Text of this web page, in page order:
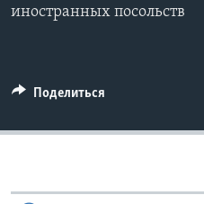
иностранных посольств
Поделиться